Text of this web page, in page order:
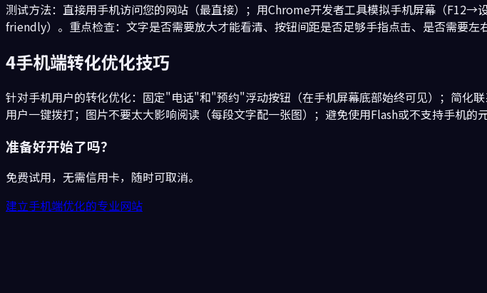
测试方法：直接用手机访问您的网站（最直接）；用Chrome开发者工具模拟手机屏幕（
friendly）。重点检查：文字是否需要放大才能看清、按钮间距是否足够手指点击、是否需要左
4手机端转化优化技巧
针对手机用户的转化优化：固定"电话"和"预约"浮动按钮（在手机屏幕底部始终可见）；简化
用户一键拨打；图片不要太大影响阅读（每段文字配一张图）；避免使用Flash或不支持手机的元
准备好开始了吗？
免费试用，无需信用卡，随时可取消。
建立手机端优化的专业网站